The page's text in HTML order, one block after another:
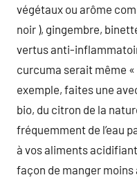
végétaux ou arôme
noir ), gingembre,
vertus anti-
curcuma serait même
exemple, faites une
bio, du citron de la
fréquemment de l’eau
à vos aliments
façon de manger